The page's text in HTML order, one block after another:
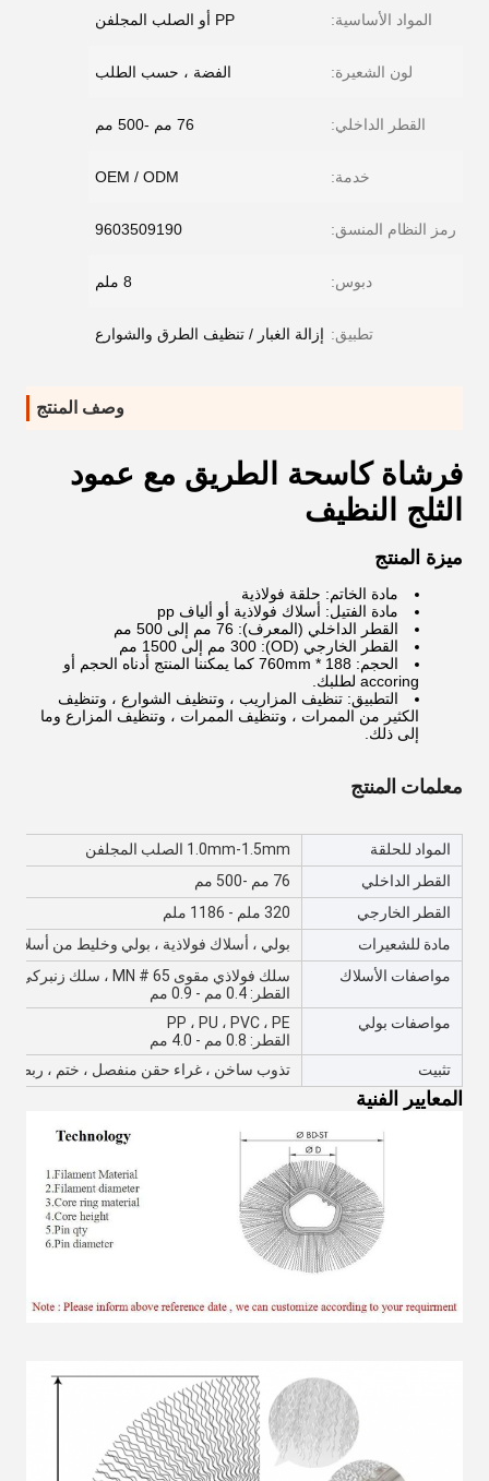
المواد الأساسية: PP أو الصلب المجلفن
لون الشعيرة: الفضة ، حسب الطلب
القطر الداخلي: 76 مم -500 مم
خدمة: OEM / ODM
رمز النظام المنسق: 9603509190
دبوس: 8 ملم
تطبيق: إزالة الغبار / تنظيف الطرق والشوارع
وصف المنتج
فرشاة كاسحة الطريق مع عمود
الثلج النظيف
ميزة المنتج
مادة الخاتم: حلقة فولاذية
مادة الفتيل: أسلاك فولاذية أو ألياف pp
القطر الداخلي (المعرف): 76 مم إلى 500 مم
القطر الخارجي (OD): 300 مم إلى 1500 مم
الحجم: 188 * 760mm كما يمكننا المنتج أدناه الحجم أو
accoring لطلبك.
التطبيق: تنظيف المزاريب ، وتنظيف الشوارع ، وتنظيف
الكثير من الممرات ، وتنظيف الممرات ، وتنظيف المزارع وما
إلى ذلك.
معلمات المنتج
المواد للحلقة
1.0mm-1.5mm الصلب المجلفن
القطر الداخلي
76 مم -500 مم
القطر الخارجي
320 ملم - 1186 ملم
مادة للشعيرات
بولي ، أسلاك فولاذية ، بولي وخليط من أسلاك
مواصفات الأسلاك
سلك فولاذي مقوى 65 # MN ، سلك زنبركي مجلفن
القطر: 0.4 مم - 0.9 مم
مواصفات بولي
PP ، PU ، PVC ، PE
القطر: 0.8 مم - 4.0 مم
تثبيت
تذوب ساخن ، غراء حقن منفصل ، ختم ، ربط
المعايير الفنية